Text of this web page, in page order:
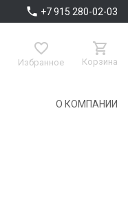
 +7 915 280-02-03

Избранное

Корзина
О КОМПАНИИ